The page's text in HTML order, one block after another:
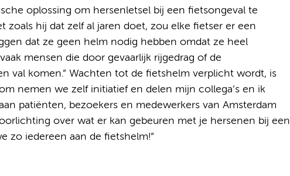
oplossing om hersenletsel bij een fietsongeval te
zoals hij dat zelf al jaren doet, zou elke fietser er een
dat ze geen helm nodig hebben omdat ze heel
mensen die door gevaarlijk rijgedrag of de
val komen.” Wachten tot de fietshelm verplicht wordt, is
nemen we zelf initiatief en delen mijn collega’s en ik
patiënten, bezoekers en medewerkers van Amsterdam
over wat er kan gebeuren met je hersenen bij een
zo iedereen aan de fietshelm!”